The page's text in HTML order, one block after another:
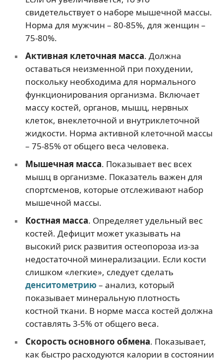
свидетельствует о наборе мышечной массы.
Норма для мужчин – 80-85%, для женщин –
75-80%.
Активная клеточная масса. Должна
оставаться неизменной при похудении,
поскольку необходима для нормального
функционирования организма. Включает
массу костей, органов, мышц, нервных
клеток, внеклеточной и внутриклеточной
жидкости. Норма активной клеточной массы
– 75-85% от общего веса человека.
Мышечная масса. Показывает вес всех
мышц в организме. Показатель важен для
спортсменов, которые отслеживают набор
мышечной массы.
Костная масса. Определяет удельный вес
костей. Дефицит может указывать на
высокий риск развития остеопороза из-за
недостаточной минерализации. Если кости
слишком «легкие», следует сделать
денситометрию – анализ, который
показывает минеральную плотность
костной ткани. В норме масса костей должна
составлять 3-5% от общего веса.
Скорость основного обмена. Показывает,
как быстро расходуются калории в состоянии